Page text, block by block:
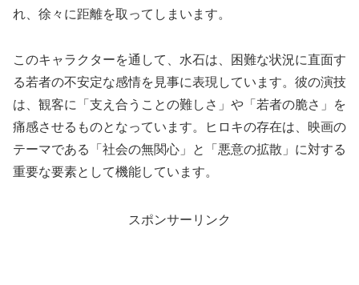
れ、徐々に距離を取ってしまいます。
このキャラクターを通して、水石は、困難な状況に直面す
る若者の不安定な感情を見事に表現しています。彼の演技
は、観客に「支え合うことの難しさ」や「若者の脆さ」を
痛感させるものとなっています。ヒロキの存在は、映画の
テーマである「社会の無関心」と「悪意の拡散」に対する
重要な要素として機能しています。
スポンサーリンク